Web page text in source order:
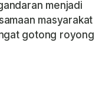
menjadi
masyarakat
gotong royong